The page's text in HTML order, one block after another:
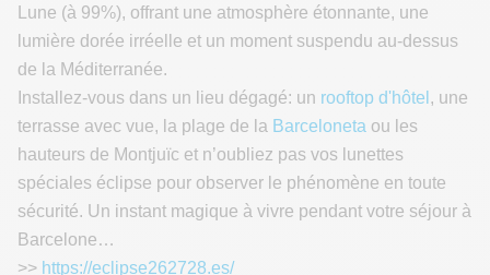
Lune (à 99%), offrant une atmosphère étonnante, une
lumière dorée irréelle et un moment suspendu au-dessus
de la Méditerranée.
Installez-vous dans un lieu dégagé: un rooftop d'hôtel , une
terrasse avec vue, la plage de la Barceloneta ou les
hauteurs de Montjuïc et n’oubliez pas vos lunettes
spéciales éclipse pour observer le phénomène en toute
sécurité. Un instant magique à vivre pendant votre séjour à
Barcelone…
>> https://eclipse262728.es/